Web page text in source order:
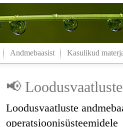
Andmebaasist Kasulikud
📢
Loodusvaatluste
operatsioonisüsteemidele